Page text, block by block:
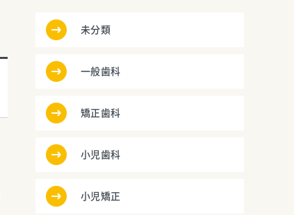
未分類
一般歯科
矯正歯科
小児歯科
小児矯正